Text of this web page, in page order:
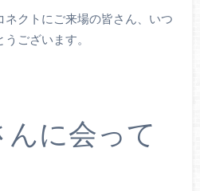
ネクトにご来場の皆さん、いつ
ございます。
に会って